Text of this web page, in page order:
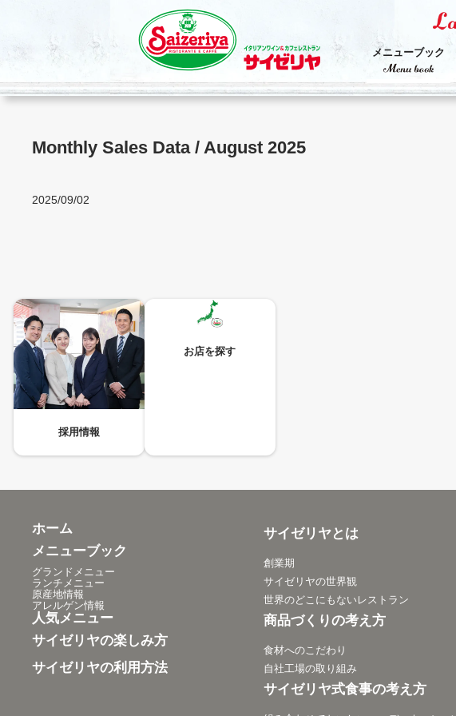
キ
メニューブック
Monthly Sales Data / August 2025
2025/09/02
採用情報
お店を探す
ホーム
メニューブック
グランドメニュー
ランチメニュー
原産地情報
アレルゲン情報
人気メニュー
サイゼリヤの楽しみ方
サイゼリヤの利用方法
サイゼリヤとは
創業期
サイゼリヤの世界観
世界のどこにもないレストラン
商品づくりの考え方
食材へのこだわり
自社工場の取り組み
サイゼリヤ式食事の考え方